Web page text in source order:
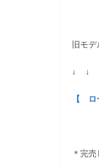
旧モ
↓ ↓
【 ロ
＊完